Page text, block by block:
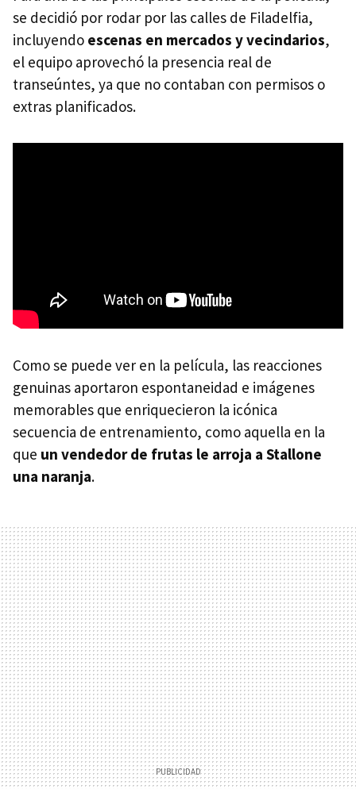
se decidió por rodar por las calles de Filadelfia,
incluyendo escenas en mercados y vecindarios,
el equipo aprovechó la presencia real de
transeúntes, ya que no contaban con permisos o
extras planificados.
Como se puede ver en la película, las reacciones
genuinas aportaron espontaneidad e imágenes
memorables que enriquecieron la icónica
secuencia de entrenamiento, como aquella en la
que un vendedor de frutas le arroja a Stallone
una naranja.